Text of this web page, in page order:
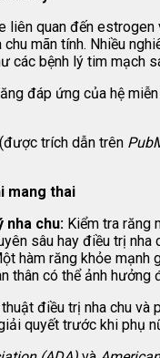
liên quan đến
mãn tính. Nhiều
các bệnh lý tim mạch
đáp ứng của hệ
trích dẫn trên
mang thai
nha chu: Kiểm tra răng
sâu hay điều trị
hàm răng khỏe mạnh
thân có thể ảnh hưởng
điều trị nha chu và
quyết trước khi phụ